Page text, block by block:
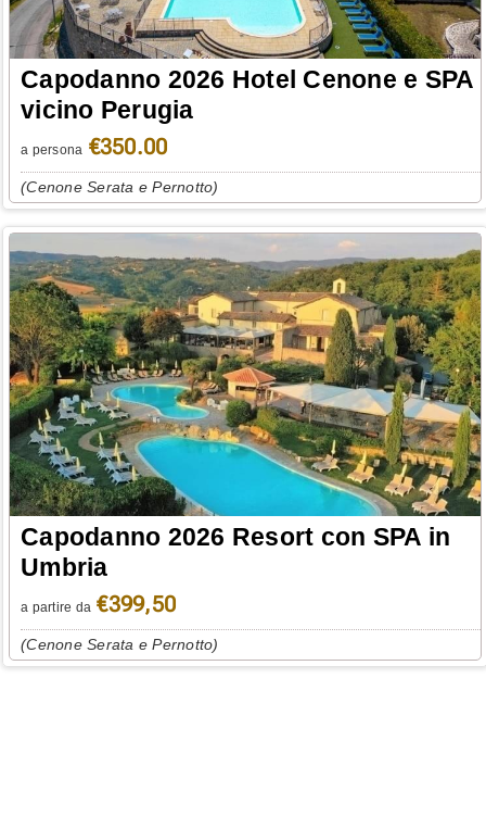
Capodanno 2026 Hotel Cenone e SPA
vicino Perugia
a persona €350.00
(Cenone Serata e Pernotto)
Capodanno 2026 Resort con SPA in
Umbria
a partire da €399,50
(Cenone Serata e Pernotto)